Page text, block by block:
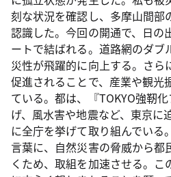
刻な状況を確認し、多摩山間部
認識した。今回の開通で、日の
ートで結ばれる。道路網のダブ
災性が飛躍的に向上する。さら
促進されることで、産業や観光
ている。都は、『TOKYO強靭
げ、風水害や地震など、東京に
に全庁を挙げて取り組んでいる
言葉に、自然災害の脅威から都
くため、取組を加速させる。